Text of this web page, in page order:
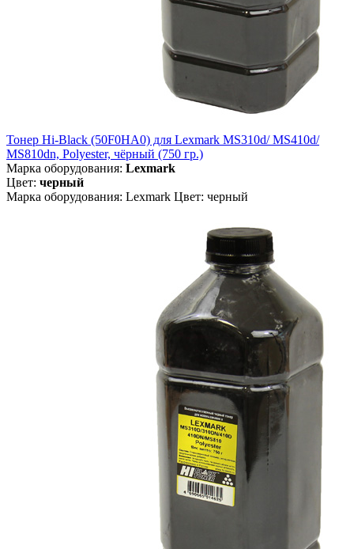
Тонер Hi-Black (50F0HA0) для Lexmark MS310d/ MS410d/
MS810dn, Polyester, чёрный (750 гр.)
Марка оборудования: Lexmark
Цвет: черный
Марка оборудования: Lexmark Цвет: черный